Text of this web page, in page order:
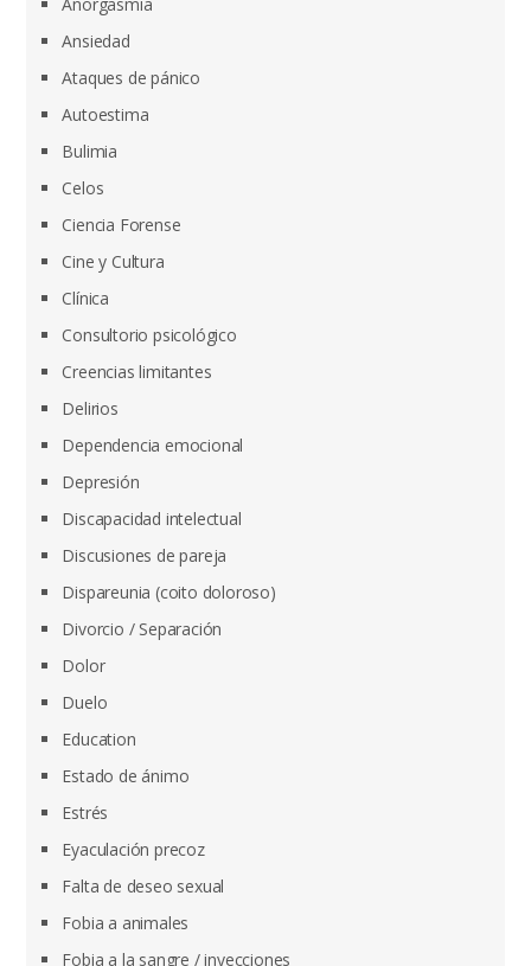
Ansiedad
Ataques de pánico
Autoestima
Bulimia
Celos
Ciencia Forense
Cine y Cultura
Clínica
Consultorio psicológico
Creencias limitantes
Delirios
Dependencia emocional
Depresión
Discapacidad intelectual
Discusiones de pareja
Dispareunia (coito doloroso)
Divorcio / Separación
Dolor
Duelo
Education
Estado de ánimo
Estrés
Eyaculación precoz
Falta de deseo sexual
Fobia a animales
Fobia a la sangre / inyecciones